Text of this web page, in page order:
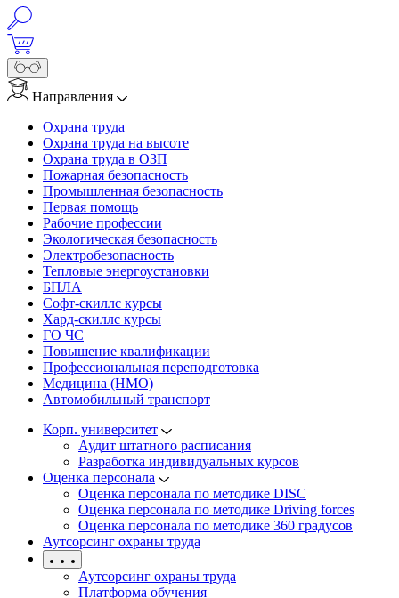
Направления
Охрана труда
Охрана труда на высоте
Охрана труда в ОЗП
Пожарная безопасность
Промышленная безопасность
Первая помощь
Рабочие профессии
Экологическая безопасность
Электробезопасность
Тепловые энергоустановки
БПЛА
Софт-скиллс курсы
Хард-скиллс курсы
ГО ЧС
Повышение квалификации
Профессиональная переподготовка
Медицина (НМО)
Автомобильный транспорт
Корп. университет
Аудит штатного расписания
Разработка индивидуальных курсов
Оценка персонала
Оценка персонала по методике DISC
Оценка персонала по методике Driving forces
Оценка персонала по методике 360 градусов
Аутсорсинг охраны труда
Аутсорсинг охраны труда
Платформа обучения